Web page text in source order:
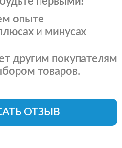
опыте
и минусах
другим покупателям
товаров.
ОТЗЫВ